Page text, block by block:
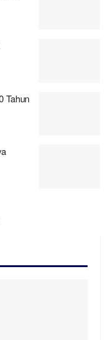
Tahun